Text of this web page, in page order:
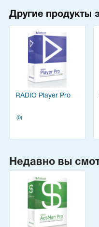
Другие продукты
RADIO Player Pro
(0)
Недавно вы